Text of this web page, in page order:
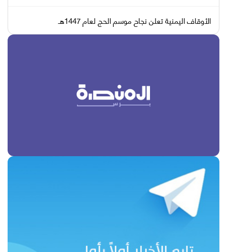
الأوقاف اليمنية تعلن نجاح موسم الحج لعام 1447هـ